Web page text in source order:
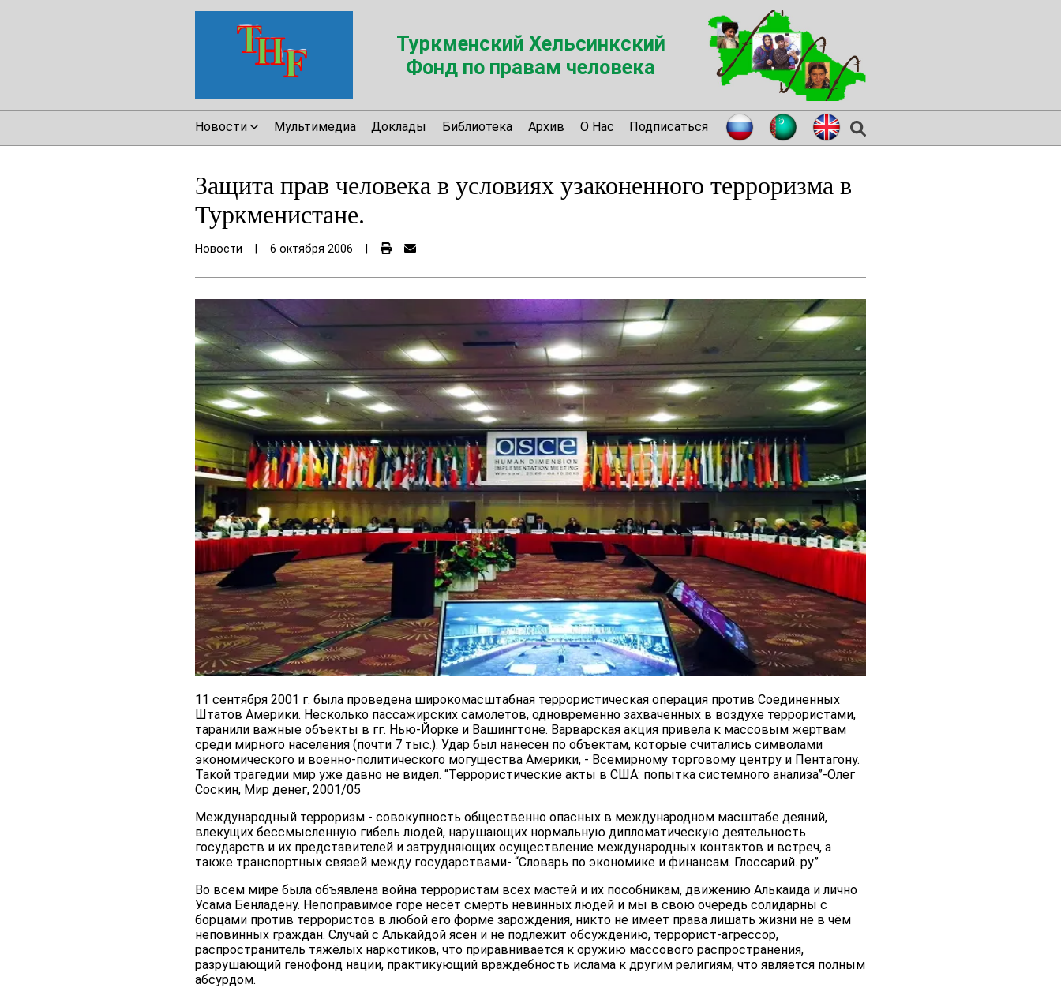
Туркменский Хельсинкский
Фонд по правам человека
Новости Мультимедиа Доклады Библиотека Архив О Нас Подписаться
Защита прав человека в условиях узаконенного терроризма в
Туркменистане.
Новости 6 октября 2006
11 сентября 2001 г. была проведена широкомасштабная террористическая операция против Соединенных
Штатов Америки. Несколько пассажирских самолетов, одновременно захваченных в воздухе террористами,
таранили важные объекты в гг. Нью-Йорке и Вашингтоне. Варварская акция привела к массовым жертвам
среди мирного населения (почти 7 тыс.). Удар был нанесен по объектам, которые считались символами
экономического и военно-политического могущества Америки, - Всемирному торговому центру и Пентагону.
Такой трагедии мир уже давно не видел. “Террористические акты в США: попытка системного анализа”-Олег
Соскин, Мир денег, 2001/05
Международный терроризм - совокупность общественно опасных в международном масштабе деяний,
влекущих бессмысленную гибель людей, нарушающих нормальную дипломатическую деятельность
государств и их представителей и затрудняющих осуществление международных контактов и встреч, а
также транспортных связей между государствами- “Словарь по экономике и финансам. Глоссарий. ру”
Во всем мире была объявлена война террористам всех мастей и их пособникам, движению Алькаида и лично
Усама Бенладену. Непоправимое горе несёт смерть невинных людей и мы в свою очередь солидарны с
борцами против террористов в любой его форме зарождения, никто не имеет права лишать жизни не в чём
неповинных граждан. Случай с Алькайдой ясен и не подлежит обсуждению, террорист-агрессор,
распространитель тяжёлых наркотиков, что приравнивается к оружию массового распространения,
разрушающий генофонд нации, практикующий враждебность ислама к другим религиям, что является полным
абсурдом.